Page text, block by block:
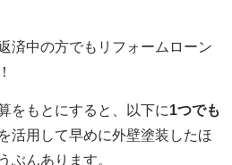
済中の方でもリフォームローン
をもとにすると、以下に1つでも
活用して早めに外壁塗装したほ
ぶんあります。